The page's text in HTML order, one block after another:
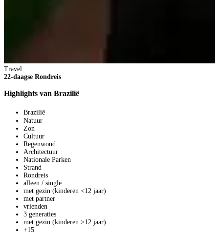
Travel
22-daagse Rondreis
Highlights van Brazilië
Brazilië
Natuur
Zon
Cultuur
Regenwoud
Architectuur
Nationale Parken
Strand
Rondreis
alleen / single
met gezin (kinderen <12 jaar)
met partner
vrienden
3 generaties
met gezin (kinderen >12 jaar)
+15